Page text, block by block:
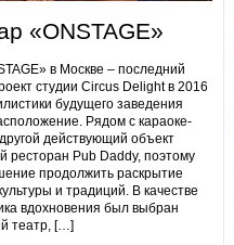
«ONSTAGE»
в Москве – последний
студии Circus Delight в 2016
будущего заведения
Рядом с караоке-
действующий объект
ресторан Pub Daddy​, поэтому
продолжить раскрытие
и традиций. В качестве
вдохновения был выбран
театр, […]